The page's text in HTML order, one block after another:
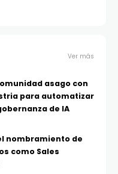
Ver más
asago con
para automatizar
de IA
nombramiento de
como Sales